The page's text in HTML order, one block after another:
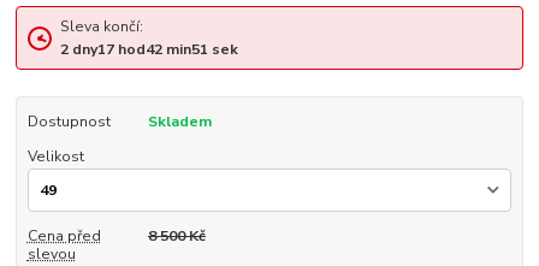
Sleva končí:
2 dny17hod42min50 sek
Dostupnost
Skladem
Velikost
Cena před
slevou
8 500 Kč